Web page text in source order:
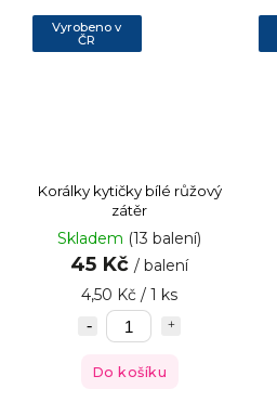
Vyrobeno v
ČR
Korálky kytičky bílé růžový
zátěr
Skladem (13 balení)
45 Kč / balení
4,50 Kč / 1 ks
Do košíku